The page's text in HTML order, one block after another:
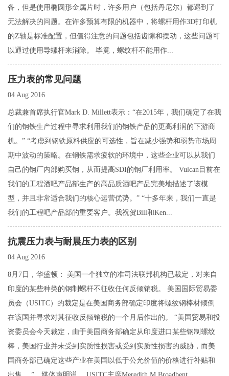
备，但是使用椭圆形金属片时，许多用户（包括丹尼尔）都遇到了
无法解决的问题。在许多预算有限的机器中，将螺杆用作3D打印机
的z轴是标准配置，但值得注意的问题包括齿隙和摆动，这些问题可
以通过使用导螺杆来消除。 毕竟，螺纹杆不能用作...
压力表的常见问题
04 Aug 2016
总裁兼首席执行官Mark D. Millett表示：“在2015年，我们确定了在我
们的钢铁生产过程中寻求利用我们的钢铁产品的更高利润的下游商
机。” “考虑到钢铁原料供应的可选性，旨在减少强势和弱势市场周
期中波动的策略。在钢铁需求疲软的环境中，这些企业可以从我们
自己的钢厂内部购买钢，从而提高SDI的钢厂利用率。 Vulcan目前在
我们的工程酒吧产品部生产的高品质酒吧产品完美地描述了该模
型，并且非常适合我们的核心运营优势。” “十多年来，我们一直是
我们的工程吧产品部的重要客户。我祝贺Bill和Ken...
抗震压力表与耐晨压力表的区别
04 Aug 2016
8月7日，华盛顿： 美国一个独立的准司法联邦机构已裁定，对来自
印度的某些种类的钢制螺杆不征收任何反倾销税。 美国国际贸易委
员会（USITC）的裁定是在美国商务部确定印度将螺纹钢棒材倾倒
在该国并寻求对其征收反倾销税的一个月后作出的。 “美国贸易和投
资委员会今天裁定，由于美国商务部确定从印度进口某些钢制螺纹
棒，美国行业并未受到实质性损害或受到实质性损害的威胁，而美
国商务部已确定这些产业在美国以低于公允价值的价格进行补贴和